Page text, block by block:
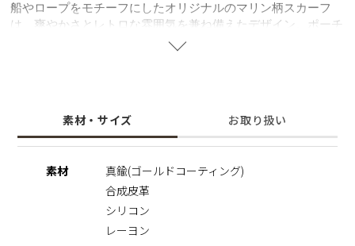
船やロープをモチーフにしたオリジナルのマリン柄スカーフ
は、爽やかさとレトロな雰囲気を兼ね備えたデザイン。ポーチ
の金具に結べばハンドルとして使え、コーディネートのアクセ
は首元やバッグに巻くなどアレンジも自在です。
実用性と遊び心を兼ね備えた、毎日のお出かけを彩るアイテム
※ギフトラッピング
こちらの商品はギフトボックスをご利用いただけません。ショ
ッピングバッグ(￥250)のみご利用いただけます。あらかじめ
素材・サイズ お取り扱い
素材
真鍮(ゴールドコーティング)
合成皮革
シリコン
レーヨン